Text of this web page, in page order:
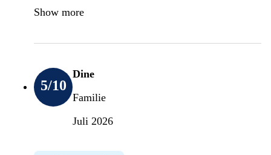
Show more
5/10
Dine
Familie
Juli 2026